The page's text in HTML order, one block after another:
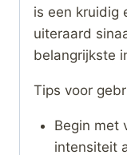
is een kruidig
uiteraard
belangrijkste
Tips voor
Begin met
intensiteit